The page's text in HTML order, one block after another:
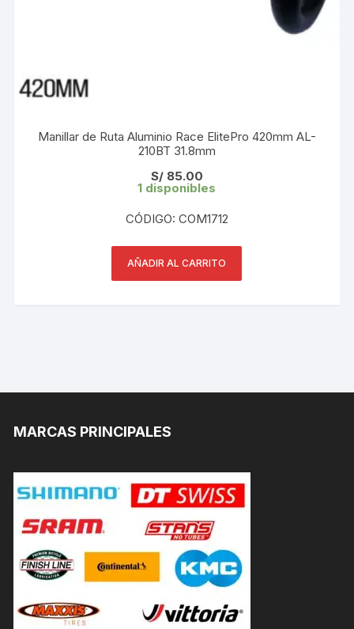
Manillar de Ruta Aluminio Race ElitePro 420mm AL-
210BT 31.8mm
S/85.00
1 disponibles
CÓDIGO: COM1712
AÑADIR AL CARRITO
MARCAS PRINCIPALES